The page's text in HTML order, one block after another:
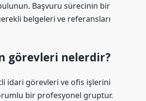
Başvuru sürecinin bir
belgeleri ve referansları
görevleri nelerdir?
idari görevleri ve ofis işlerini
bir profesyonel gruptur.